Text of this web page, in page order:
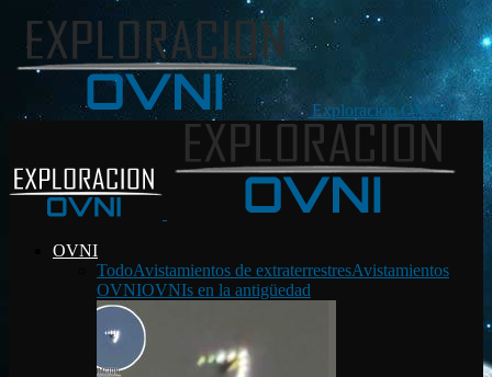
Exploración OVNI
OVNI
TodoAvistamientos de extraterrestresAvistamientos
OVNIOVNIs en la antigüedad